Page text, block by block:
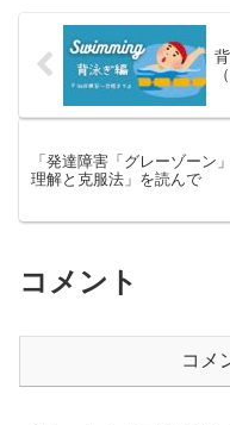
「発達障害「グレーゾーン
理解と克服法」を読んで
コメント
コメ